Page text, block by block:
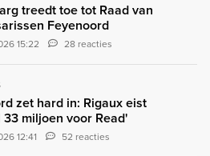
treedt toe tot Raad van
Feyenoord
15:22 28 reacties
zet hard in: Rigaux eist
miljoen voor Read'
12:41 52 reacties